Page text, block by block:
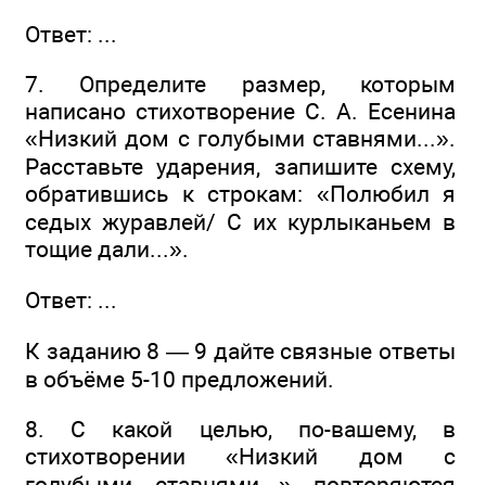
Ответ: ...
7. Определите размер, которым
написано стихотворение С. А. Есенина
«Низкий дом с голубыми ставнями...».
Расставьте ударения, запишите схему,
обратившись к строкам: «Полюбил я
седых журавлей/ С их курлыканьем в
тощие дали...».
Ответ: ...
К заданию 8 — 9 дайте связные ответы
в объёме 5-10 предложений.
8. С какой целью, по-вашему, в
стихотворении «Низкий дом с